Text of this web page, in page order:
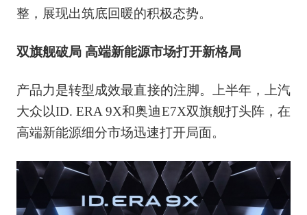
整，展现出筑底回暖的积极态势。
双旗舰破局 高端新能源市场打开新格局
产品力是转型成效最直接的注脚。上半年，上汽
大众以ID. ERA 9X和奥迪E7X双旗舰打头阵，在
高端新能源细分市场迅速打开局面。